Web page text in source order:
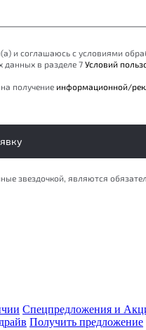
и соглашаюсь с условиями
данных в разделе 7 Условий
получение информационной/
звездочкой, являются
Спецпредложения и
Получить предложение